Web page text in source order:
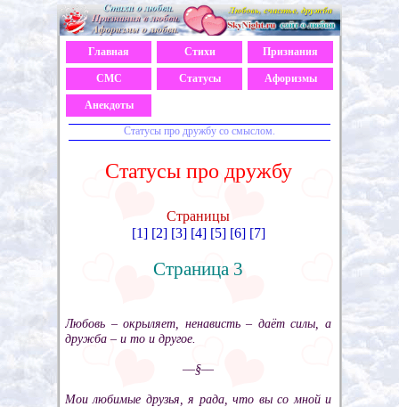
Главная Стихи Признания
СМС Статусы Афоризмы
Анекдоты
Статусы про дружбу со смыслом.
Статусы про дружбу
Страницы
[1] [2] [3] [4] [5] [6] [7]
Страница 3
Любовь – окрыляет, ненависть – даёт силы, а
дружба – и то и другое.
––§––
Мои любимые друзья, я рада, что вы со мной и